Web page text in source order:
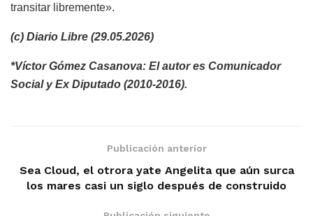
transitar libremente».
(c) Diario Libre (29.05.2026)
*Víctor Gómez Casanova: El autor es Comunicador
Social y Ex Diputado (2010-2016).
Publicación anterior
Sea Cloud, el otrora yate Angelita que aún surca
los mares casi un siglo después de construido